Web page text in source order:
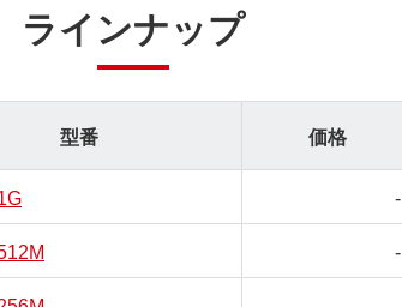
ラインナップ
型番 価格
-
-